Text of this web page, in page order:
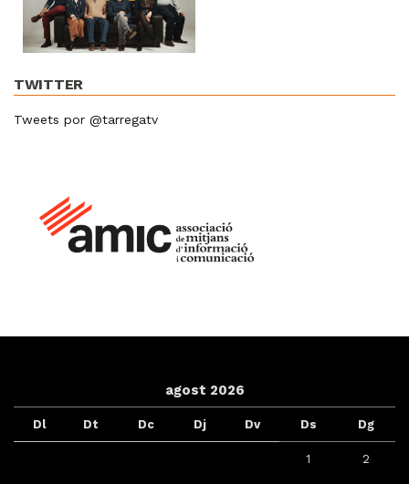
TWITTER
Tweets por @tarregatv
agost 2026
Dl Dt Dc Dj Dv Ds Dg
1 2